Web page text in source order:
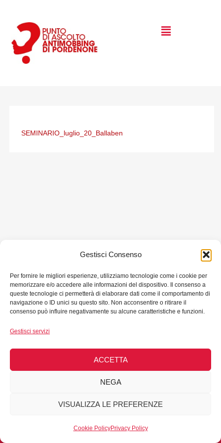
Gestisci Consenso
Per fornire le migliori esperienze, utilizziamo tecnologie come i cookie per
memorizzare e/o accedere alle informazioni del dispositivo. Il consenso a
queste tecnologie ci permetterà di elaborare dati come il comportamento di
navigazione o ID unici su questo sito. Non acconsentire o ritirare il
consenso può influire negativamente su alcune caratteristiche e funzioni.
Gestisci servizi
ACCETTA
NEGA
VISUALIZZA LE PREFERENZE
Cookie PolicyPrivacy Policy
contenuto
Menu
SEMINARIO_luglio_20_Ballaben
Copyright © 2026 Punto di ascolto antimobbing di
Pordenone - All Rights Reserved - C.F. 80023150321 -
Privacy Policy-Cookie Policy
Sito realizzato a cura del Punto di Ascolto di Pordenone